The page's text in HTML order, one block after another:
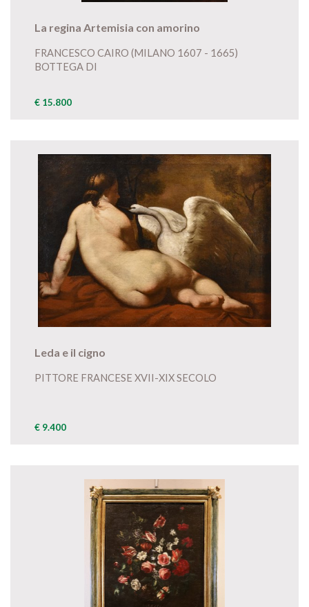
La regina Artemisia con amorino
FRANCESCO CAIRO (MILANO 1607 - 1665)
BOTTEGA DI
€ 15.800
Leda e il cigno
PITTORE FRANCESE XVII-XIX SECOLO
€ 9.400